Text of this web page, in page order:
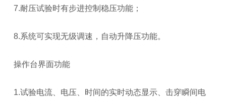
7.耐压试验时有步进控制稳压功能；
8.系统可实现无级调速，自动升降压功能。
操作台界面功能
1.试验电流、电压、时间的实时动态显示、击穿瞬间电